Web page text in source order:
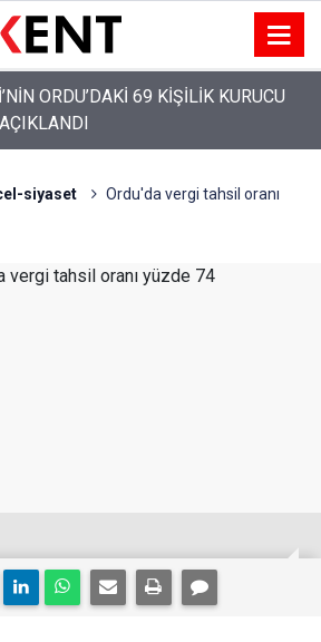
ORDU’DAKİ 69 KİŞİLİK KURUCU
siyaset
Ordu'da vergi tahsil oranı